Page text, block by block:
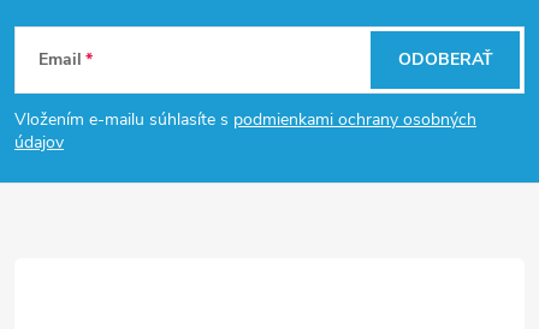
Z
á
p
Email
Vložením e-mailu súhlasíte s podmienkami ochrany osobných
údajov
ODOBERAŤ